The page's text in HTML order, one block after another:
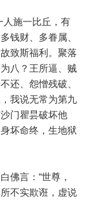
人施一比丘，有
钱财、多眷属、
致斯福利。聚落
八？王所逼、贼
还、怨憎残破、
我说无常为第九
门瞿昙破坏他
坏命终，生地狱
佛言：“世尊，
不实欺诳，虚说